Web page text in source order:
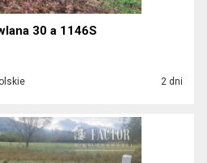
30 a 1146S
2 dni